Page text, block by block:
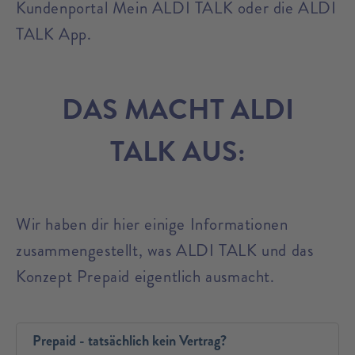
Kundenportal Mein ALDI TALK oder die ALDI
TALK App.
DAS MACHT ALDI
TALK AUS:
Wir haben dir hier einige Informationen
zusammengestellt, was ALDI TALK und das
Konzept Prepaid eigentlich ausmacht.
Prepaid - tatsächlich kein Vertrag?